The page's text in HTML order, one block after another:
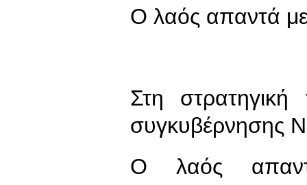
Ο λαός απαντά
Στη στρατηγική
συγκυβέρνησης
Ο λαός